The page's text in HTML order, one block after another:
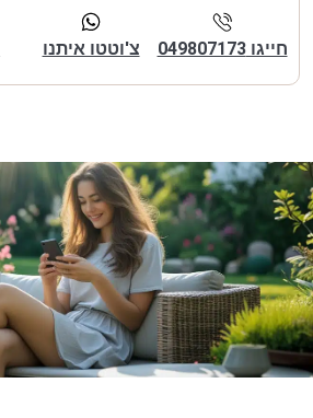
חייגו 049807173 צ'וטטו איתנו